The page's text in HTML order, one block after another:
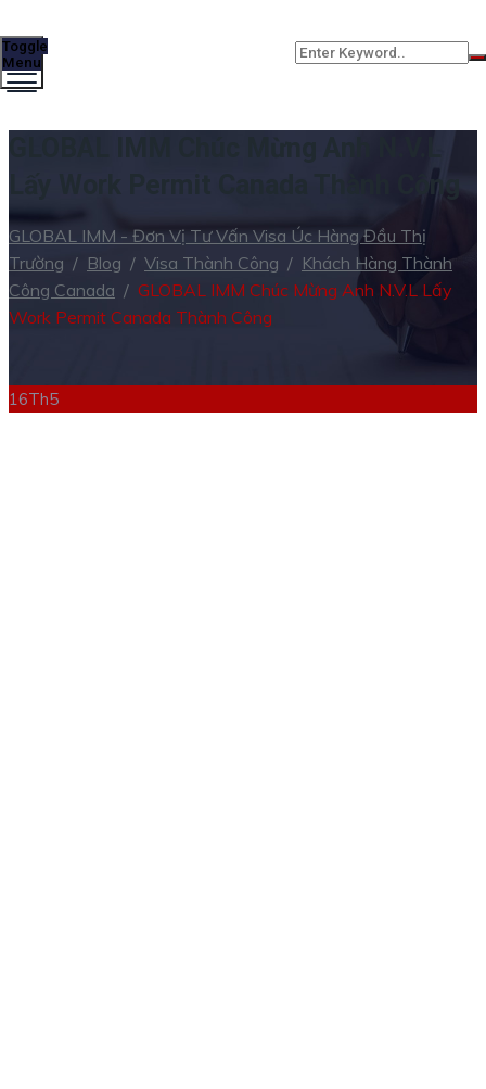
Toggle
Menu
Lấy Work Permit Canada Thành Công
GLOBAL IMM - Đơn Vị Tư Vấn Visa Úc Hàng Đầu Thị
Trường / Blog / Visa Thành Công / Khách Hàng Thành
Công Canada / GLOBAL IMM Chúc Mừng Anh N.V.L Lấy
Work Permit Canada Thành Công
16Th5